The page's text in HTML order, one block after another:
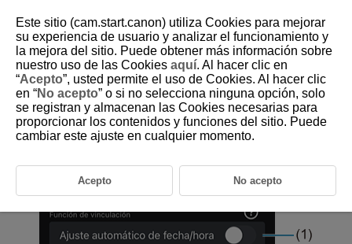
D343-008
Función de vinculación de la
cámara
Este sitio (cam.start.canon) utiliza Cookies para mejorar
su experiencia de usuario y analizar el funcionamiento y
la mejora del sitio. Puede obtener más información sobre
nuestro uso de las Cookies aquí. Al hacer clic en
“Acepto”, usted permite el uso de Cookies. Al hacer clic
en “No acepto” o si no selecciona ninguna opción, solo
se registran y almacenan las Cookies necesarias para
proporcionar los contenidos y funciones del sitio. Puede
cambiar este ajuste en cualquier momento.
Acepto No acepto